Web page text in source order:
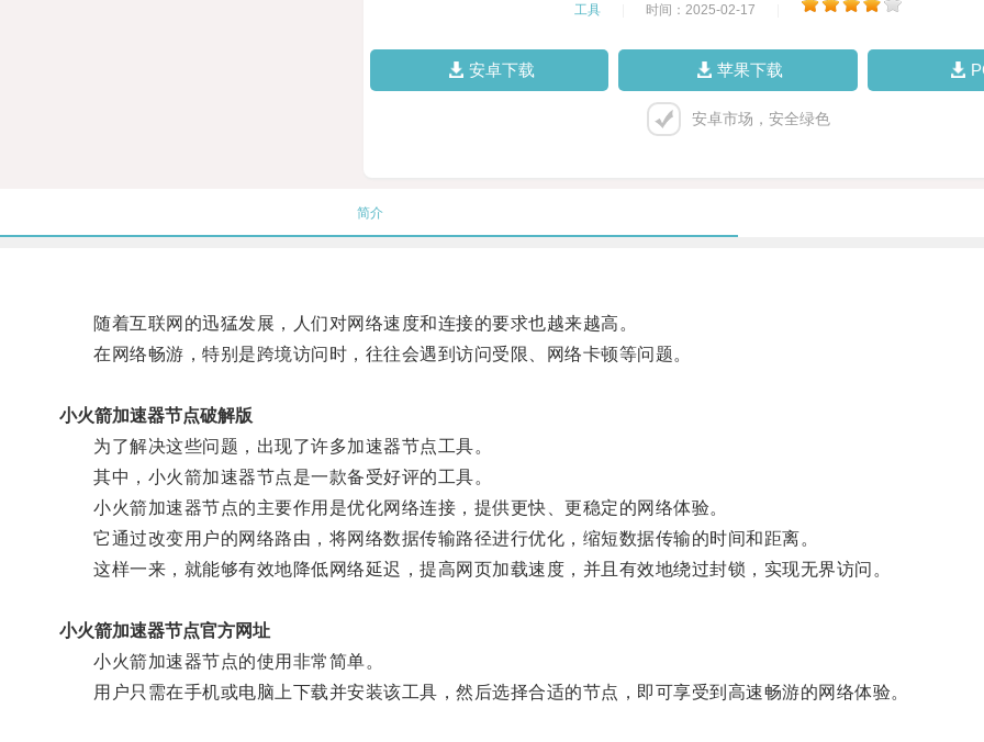
工具 时间：2025-02-17
安卓下载 苹果下载
安卓市场，安全绿色
简介
随着互联网的迅猛发展，人们对网络速度和连接的要求也越来越高。
在网络畅游，特别是跨境访问时，往往会遇到访问受限、网络卡顿等问题。
小火箭加速器节点破解版
为了解决这些问题，出现了许多加速器节点工具。
其中，小火箭加速器节点是一款备受好评的工具。
小火箭加速器节点的主要作用是优化网络连接，提供更快、更稳定的网络体验。
它通过改变用户的网络路由，将网络数据传输路径进行优化，缩短数据传输的时间和距离。
这样一来，就能够有效地降低网络延迟，提高网页加载速度，并且有效地绕过封锁，实现无界访问。
小火箭加速器节点官方网址
小火箭加速器节点的使用非常简单。
用户只需在手机或电脑上下载并安装该工具，然后选择合适的节点，即可享受到高速畅游的网络体验。